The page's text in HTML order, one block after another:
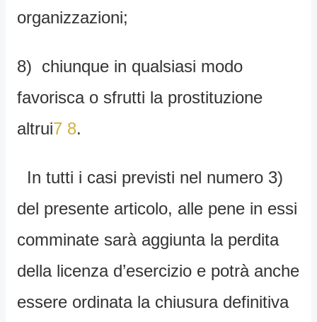
organizzazioni;
8) chiunque in qualsiasi modo
favorisca o sfrutti la prostituzione
altrui7 8.
In tutti i casi previsti nel numero 3)
del presente articolo, alle pene in essi
comminate sarà aggiunta la perdita
della licenza d’esercizio e potrà anche
essere ordinata la chiusura definitiva